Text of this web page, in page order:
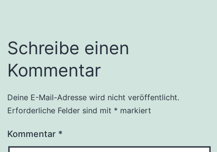
Schreibe einen
Kommentar
Deine E-Mail-Adresse wird nicht veröffentlicht.
Erforderliche Felder sind mit * markiert
Kommentar *